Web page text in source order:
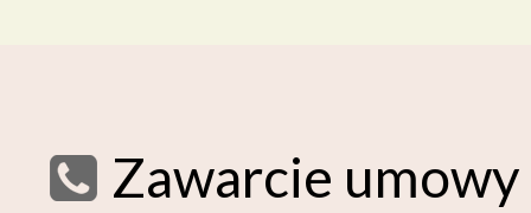
Zawarcie